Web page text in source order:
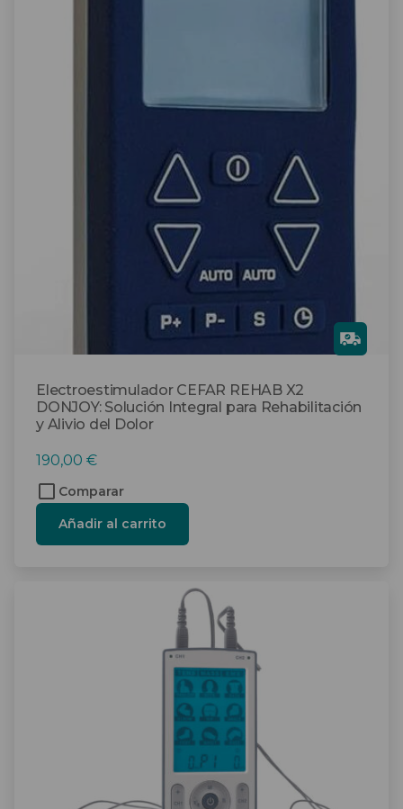
Electroestimulador CEFAR REHAB X2
DONJOY: Solución Integral para Rehabilitación
y Alivio del Dolor
Gra
tis
190,00 €
Comparar
Añadir al carrito